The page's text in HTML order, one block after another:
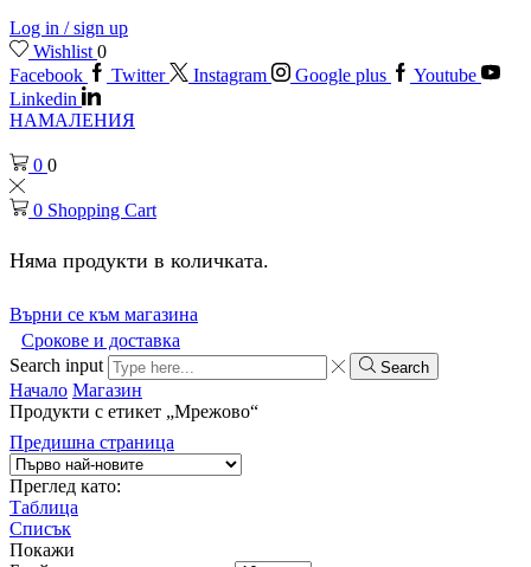
Log in / sign up
Wishlist 0
Facebook
Twitter Instagram Google plus
Youtube
Linkedin
НАМАЛЕНИЯ
0 0
0 Shopping Cart
Няма продукти в количката.
Върни се към магазина
Срокове и доставка
Search input
Search
Начало Магазин
Продукти с етикет „Мрежово“
Предишна страница
Преглед като:
Таблица
Списък
Покажи